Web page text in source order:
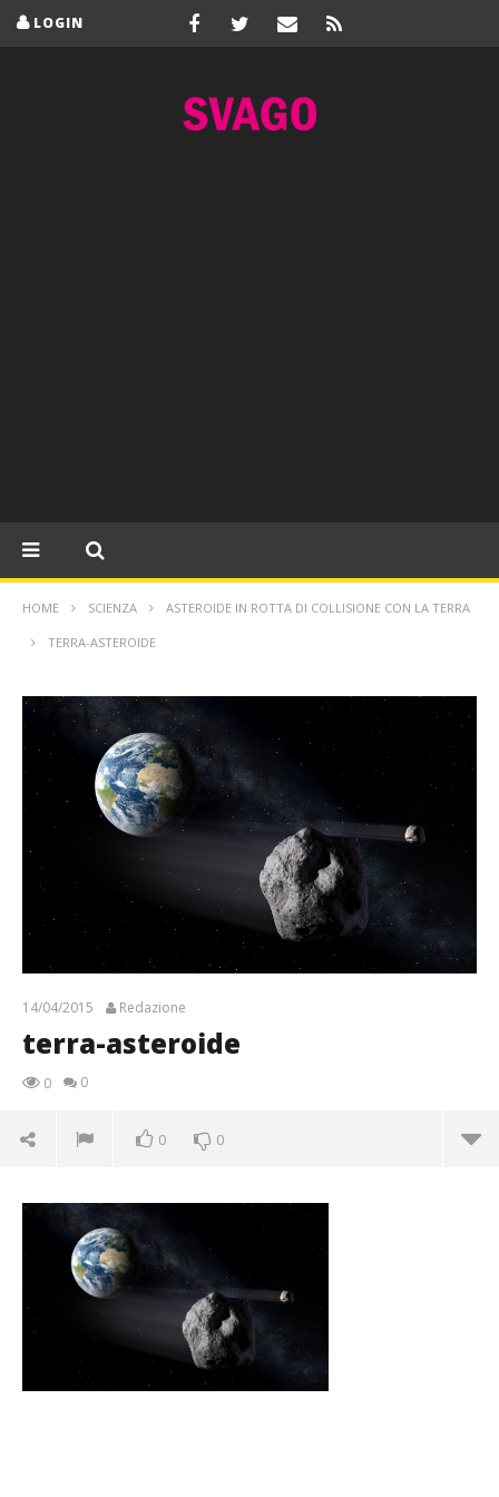
LOGIN
HOME SCIENZA ASTEROIDE IN ROTTA DI COLLISIONE CON LA TERRA
TERRA-ASTEROIDE
14/04/2015 Redazione
terra-asteroide
0 0
0 0
14/04/2015
Redazione